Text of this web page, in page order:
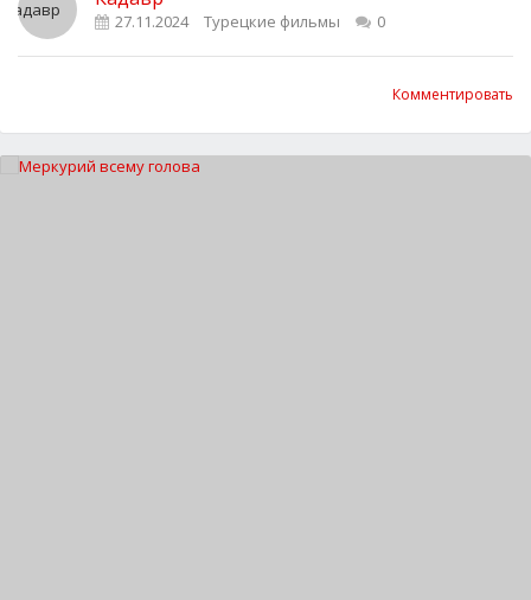
27.11.2024 Турецкие фильмы 0
Комментировать